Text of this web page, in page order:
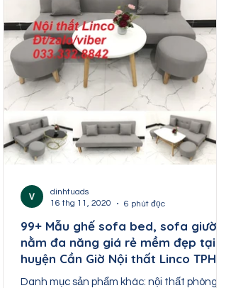
99+ Mẫu ghế sofa bed, sofa giường
nằm đa năng giá rẻ mềm đẹp tại
huyện Cần Giờ Nội thất Linco
Danh mục sản phẩm khác: nội thất phòng
dinhtuads
16 thg 11, 2020
6 phút đọc